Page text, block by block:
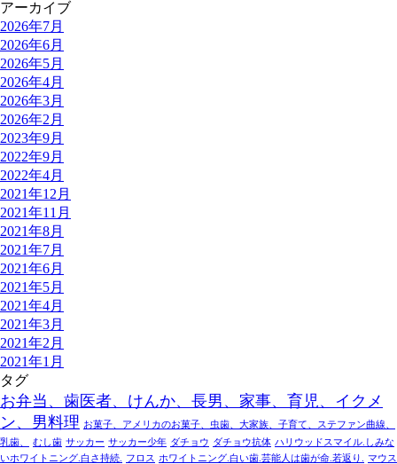
アーカイブ
2026年7月
2026年6月
2026年5月
2026年4月
2026年3月
2026年2月
2023年9月
2022年9月
2022年4月
2021年12月
2021年11月
2021年8月
2021年7月
2021年6月
2021年5月
2021年4月
2021年3月
2021年2月
2021年1月
タグ
お弁当、歯医者、けんか、長男、家事、育児、イクメ
ン、男料理 お菓子、アメリカのお菓子、虫歯、大家族、子育て、ステファン曲線、
乳歯、
むし歯 サッカー サッカー少年 ダチョウ ダチョウ抗体 ハリウッドスマイル.しみな
いホワイトニング.白さ持続.
フロス ホワイトニング.白い歯.芸能人は歯が命.若返り.
マウス